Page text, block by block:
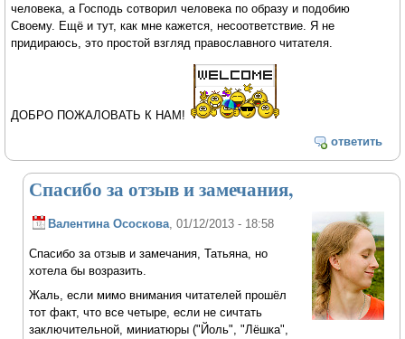
человека, а Господь сотворил человека по образу и подобию
Своему. Ещё и тут, как мне кажется, несоответствие. Я не
придираюсь, это простой взгляд православного читателя.
ДОБРО ПОЖАЛОВАТЬ К НАМ!
ответить
Спасибо за отзыв и замечания,
Валентина Ососкова, 01/12/2013 - 18:58
Спасибо за отзыв и замечания, Татьяна, но
хотела бы возразить.
Жаль, если мимо внимания читателей прошёл
тот факт, что все четыре, если не сичтать
заключительной, миниатюры ("Йоль", "Лёшка",